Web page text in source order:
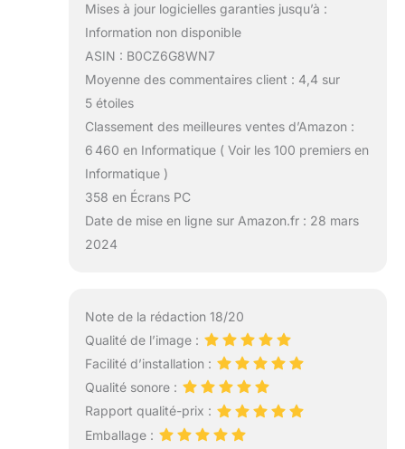
Mises à jour logicielles garanties jusqu’à :
Information non disponible
ASIN : B0CZ6G8WN7
Moyenne des commentaires client : 4,4 sur
5 étoiles
Classement des meilleures ventes d’Amazon :
6 460 en Informatique ( Voir les 100 premiers en
Informatique )
358 en Écrans PC
Date de mise en ligne sur Amazon.fr : 28 mars
2024
Note de la rédaction 18/20
Qualité de l’image :
Facilité d’installation :
Qualité sonore :
Rapport qualité-prix :
Emballage :